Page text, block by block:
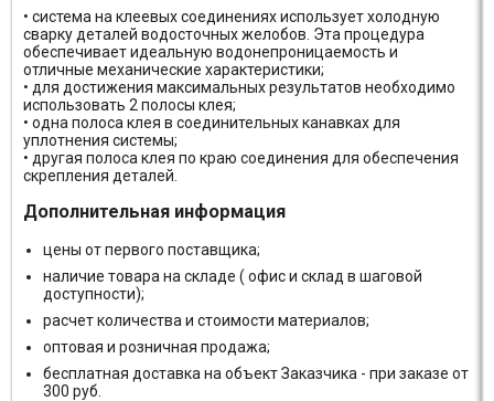
• система на клеевых соединениях использует холодную
сварку деталей водосточных желобов. Эта процедура
обеспечивает идеальную водонепроницаемость и
отличные механические характеристики;
• для достижения максимальных результатов необходимо
использовать 2 полосы клея;
• одна полоса клея в соединительных канавках для
уплотнения системы;
• другая полоса клея по краю соединения для обеспечения
скрепления деталей.
Дополнительная информация
цены от первого поставщика;
наличие товара на складе ( офис и склад в шаговой
доступности);
расчет количества и стоимости материалов;
оптовая и розничная продажа;
бесплатная доставка на объект Заказчика - при заказе от
300 руб.